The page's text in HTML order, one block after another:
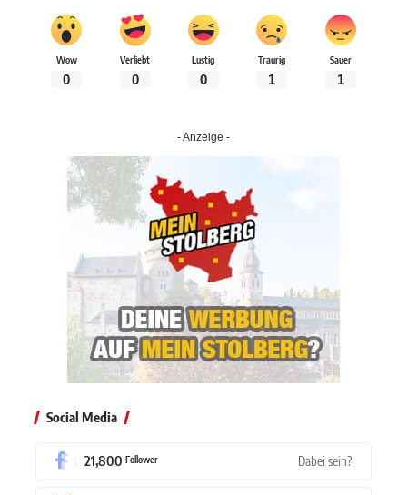
Wow
0
Verliebt
0
Lustig
0
Traurig
1
Sauer
1
- Anzeige -
Social Media
21,800 Follower Dabei sein?